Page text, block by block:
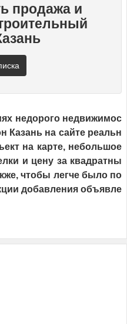
продажа и
недорого недвижимос
Казань на сайте реальн
на карте, небольшое
и цену за квадратны
чтобы легче было по
добавления объявле